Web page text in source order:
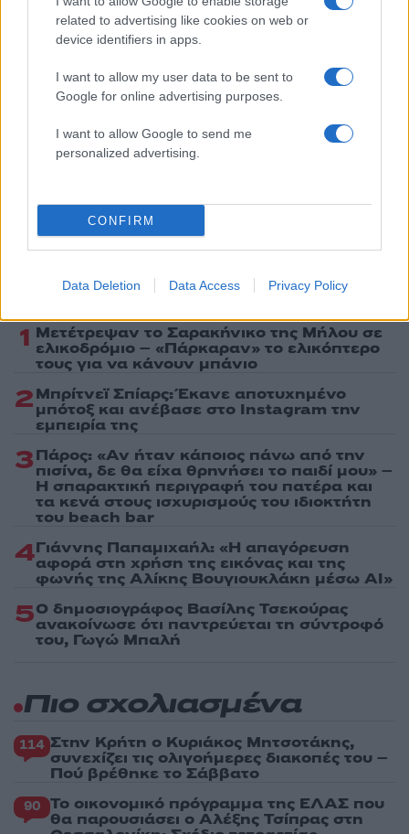
related to advertising like cookies on web or
device identifiers in apps.
I want to allow my user data to be sent to
Google for online advertising purposes.
I want to allow Google to send me
personalized advertising.
CONFIRM
Data Deletion Data Access Privacy Policy
Πολιτική Απορρήτου&Όροι Χρήσηςτης Google.
Κόσμος
Share:
Ακολουθήστε το Νewsit.gr στοGoogle News
ενημερωθείτε πρώτοι για όλη την ειδησεογραφία και τα
Πιο δημοφιλή
1 Μετέτρεψαν το Σαρακήνικο της Μήλου σε
ελικοδρόμιο – «Πάρκαραν» το ελικόπτερο
τους για να κάνουν μπάνιο
2Μπρίτνεϊ Σπίαρς: Έκανε αποτυχημένο
μπότοξ και ανέβασε στο Instagram την
εμπειρία της
3Πάρος: «Αν ήταν κάποιος πάνω από την
πισίνα, δε θα είχα θρηνήσει το παιδί μου» –
Η σπαρακτική περιγραφή του πατέρα και
τα κενά στους ισχυρισμούς του ιδιοκτήτη
του beach bar
4Γιάννης Παπαμιχαήλ: «Η απαγόρευση
αφορά στη χρήση της εικόνας και της
φωνής της Αλίκης Βουγιουκλάκη μέσω AI»
5Ο δημοσιογράφος Βασίλης Τσεκούρας
ανακοίνωσε ότι παντρεύεται τη σύντροφό
του, Γωγώ Μπαλή
Πιο σχολιασμένα
114 Στην Κρήτη ο Κυριάκος Μητσοτάκης,
συνεχίζει τις ολιγοήμερες διακοπές του –
Πού βρέθηκε το Σάββατο
90 Το οικονομικό πρόγραμμα της ΕΛΑΣ που
θα παρουσιάσει ο Αλέξης Τσίπρας στη